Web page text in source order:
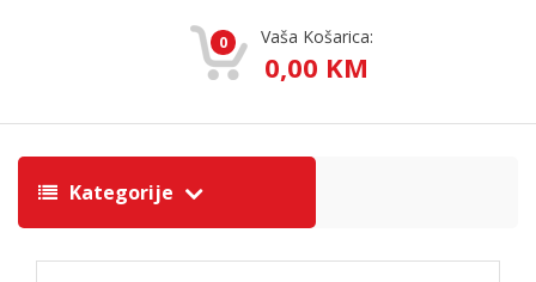
0 Vaša Košarica:
0,00 KM
Kategorije